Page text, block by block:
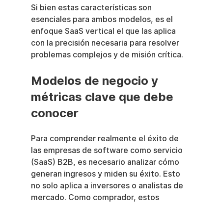
Si bien estas características son
esenciales para ambos modelos, es el
enfoque SaaS vertical el que las aplica
con la precisión necesaria para resolver
problemas complejos y de misión crítica.
Modelos de negocio y
métricas clave que debe
conocer
Para comprender realmente el éxito de
las empresas de software como servicio
(SaaS) B2B, es necesario analizar cómo
generan ingresos y miden su éxito. Esto
no solo aplica a inversores o analistas de
mercado. Como comprador, estos